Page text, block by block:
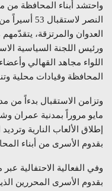
واحتشد أبناء المحافظة من
النصر
العدوان والمرتزقة،
ورئيس اللجنة السياسية
اللواء مجاهد القهالي
المحافظة وقيادات محلية
مايو مروراً بمدنية عمران
إطلاق الألعاب النارية
بقدوم الأسرى من أبناء
وفي الفعالية الاحتفالية
بقدوم الأسرى المحررين